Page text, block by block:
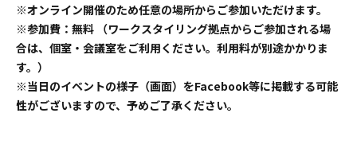
※オンライン開催のため任意の場所からご参加いただけます。
※参加費：無料 （ワークスタイリング拠点からご参加される場
合は、個室・会議室をご利用ください。利用料が別途かかりま
す。）
※当日のイベントの様子（画面）をFacebook等に掲載する可能
性がございますので、予めご了承ください。